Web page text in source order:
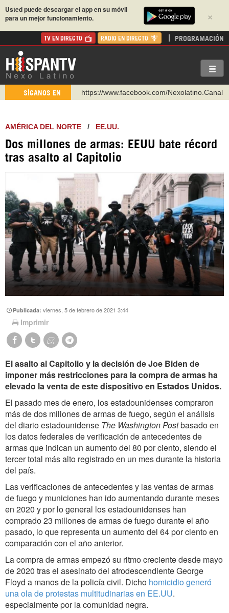
×
Usted puede descargar el app en su móvil
para un mejor funcionamiento.
TV EN DIRECTO RADIO EN DIRECTO PROGRAMACIÓN
SÍGANOS EN
https://www.facebook.com/Nexolatino.Canal
http://twitter.com/nexo_latino
https://t.me/hispantvcanal
https://urmedium.com/c/hispantv
Instagram como: hispan_tv
AMÉRICA DEL NORTE / EE.UU.
Dos millones de armas: EEUU bate récord
tras asalto al Capitolio
Publicada:viernes, 5 de febrero de 2021 3:44
Imprimir
El asalto al Capitolio y la decisión de Joe Biden de
imponer más restricciones para la compra de armas ha
elevado la venta de este dispositivo en Estados Unidos.
El pasado mes de enero, los estadounidenses compraron
más de dos millones de armas de fuego, según el análisis
del diario estadounidense The Washington Postbasado en
los datos federales de verificación de antecedentes de
armas que indican un aumento del 80 por ciento, siendo el
tercer total más alto registrado en un mes durante la historia
del país.
Las verificaciones de antecedentes y las ventas de armas
de fuego y municiones han ido aumentando durante meses
en 2020 y por lo general los estadounidenses han
comprado 23 millones de armas de fuego durante el año
pasado, lo que representa un aumento del 64 por ciento en
comparación con el año anterior.
La compra de armas empezó su ritmo creciente desde mayo
de 2020 tras el asesinato del afrodescendiente George
Floyd a manos de la policía civil. Dicho homicidio generó
una ola de protestas multitudinarias en EE.UU.
especialmente por la comunidad negra.